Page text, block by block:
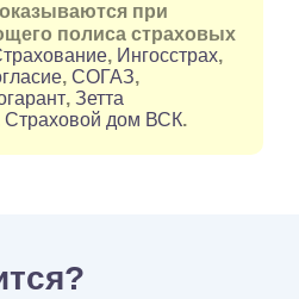
оказываются при
полиса страховых
, Ингосстрах,
, СОГАЗ,
, Зетта
Страховой дом ВСК.